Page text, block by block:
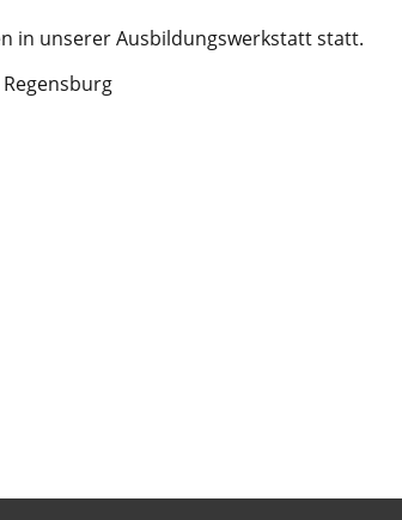
in unserer Ausbildungswerkstatt statt.